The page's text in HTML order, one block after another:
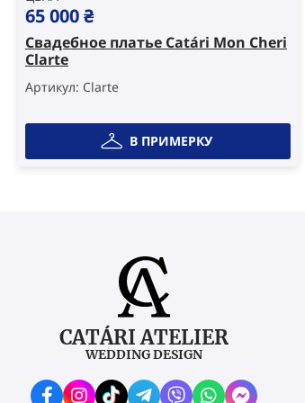
65 000₴
Свадебное платье Catári Mon Cheri
Clarte
Артикул: Clarte
В ПРИМЕРКУ
CATÁRI ATELIER
WEDDING DESIGN